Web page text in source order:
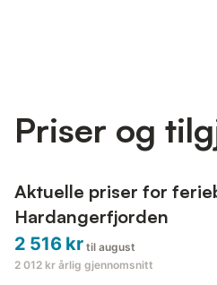
Priser og
Aktuelle priser for
Hardangerfjorden
2 516 kr til august
2 012 kr årlig gjennomsnitt